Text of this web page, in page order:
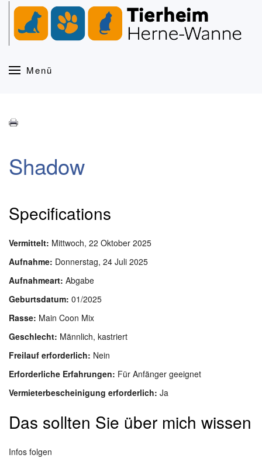
Zum Hauptinhalt springen
Menü
Shadow
Specifications
Vermittelt: Mittwoch, 22 Oktober 2025
Aufnahme: Donnerstag, 24 Juli 2025
Aufnahmeart: Abgabe
Geburtsdatum: 01/2025
Rasse: Main Coon Mix
Geschlecht: Männlich, kastriert
Freilauf erforderlich: Nein
Erforderliche Erfahrungen: Für Anfänger geeignet
Vermieterbescheinigung erforderlich: Ja
Das sollten Sie über mich wissen
Infos folgen